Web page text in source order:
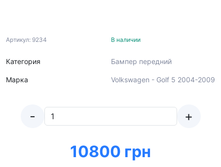
Артикул: 9234
Категория
Марка
В наличии
Бампер передний
Volkswagen - Golf 5 2004-2009
- +
10800 грн